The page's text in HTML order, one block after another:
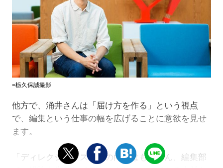
=栃久保誠撮影
他方で、涌井さんは「届け方を作る」という視点
で、編集という仕事の幅を広げることに意欲を見せ
ます。
「ディレクションスキルの向上はもちろん、編集部